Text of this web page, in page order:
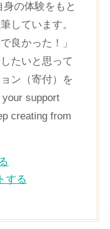
の体験をもと
しています。
良かった！」
たいと思って
ン（寄付）を
support
creating from
する